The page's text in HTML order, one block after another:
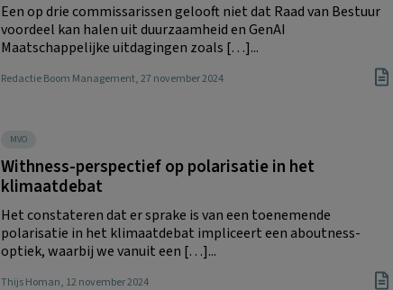
Een op drie commissarissen gelooft niet dat Raad van Bestuur
voordeel kan halen uit duurzaamheid en GenAI
Maatschappelijke uitdagingen zoals […]...
Redactie Boom Management, 27 november 2024
MVO
Withness-perspectief op polarisatie in het
klimaatdebat
Het constateren dat er sprake is van een toenemende
polarisatie in het klimaatdebat impliceert een aboutness-
optiek, waarbij we vanuit een […]...
Thijs Homan, 12 november 2024